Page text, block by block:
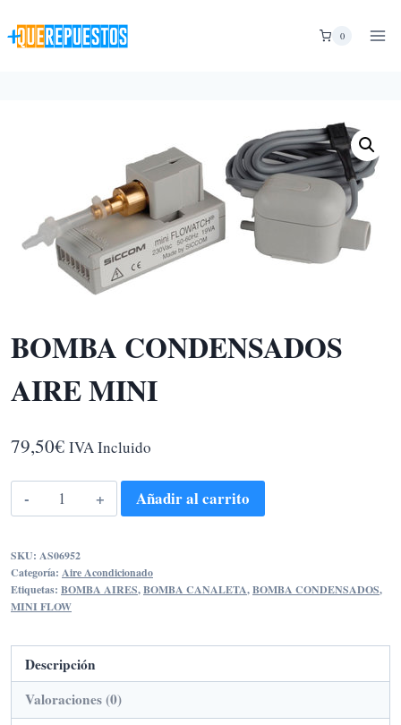
al
0
BOMBA CONDENSADOS
AIRE MINI
79,50€ IVA Incluido
BOMBA
CONDENSADOS
MINI
cantidad
Añadir al carrito
SKU: AS06952
Categoría: Aire Acondicionado
Etiquetas: BOMBA AIRES,BOMBA CANALETA,BOMBA CONDENSADOS,
MINI FLOW
Descripción
Valoraciones (0)